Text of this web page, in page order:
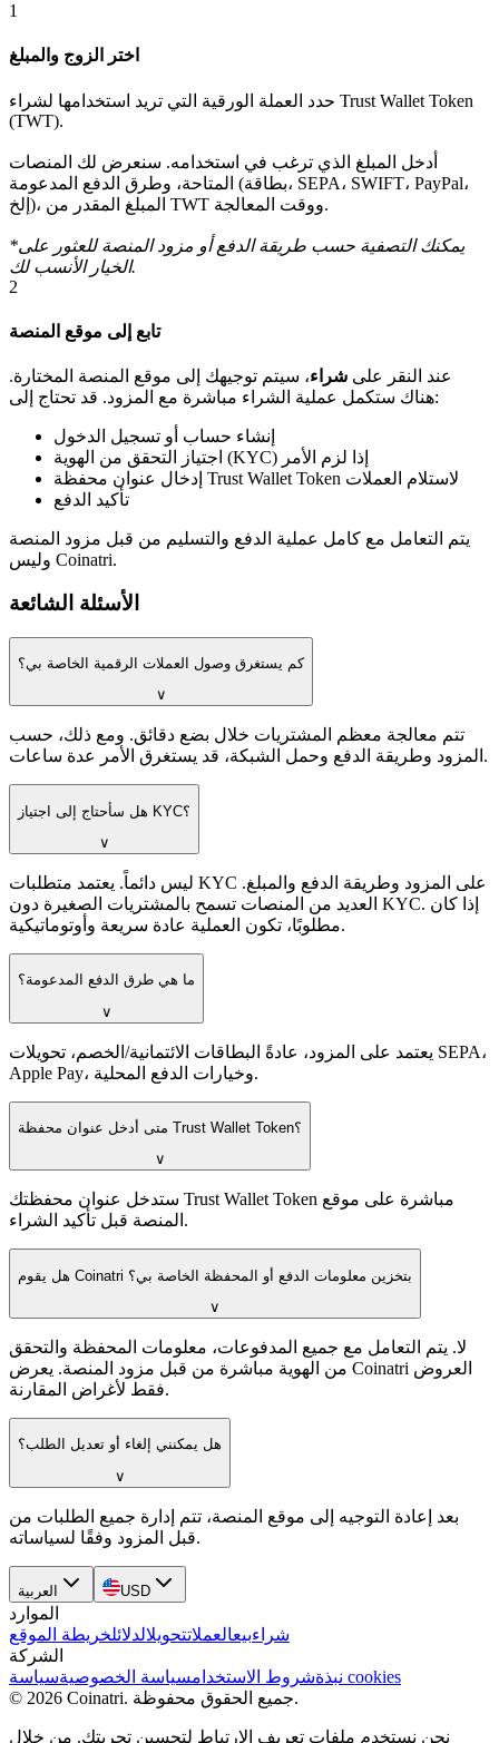
1
اختر الزوج والمبلغ
حدد العملة الورقية التي تريد استخدامها لشراء Trust Wallet Token
(TWT).
أدخل المبلغ الذي ترغب في استخدامه. سنعرض لك المنصات
المتاحة، وطرق الدفع المدعومة (بطاقة، SEPA، SWIFT، PayPal،
إلخ)، المبلغ المقدر من TWT ووقت المعالجة.
*يمكنك التصفية حسب طريقة الدفع أو مزود المنصة للعثور على
الخيار الأنسب لك.
2
تابع إلى موقع المنصة
عند النقر على شراء، سيتم توجيهك إلى موقع المنصة المختارة.
هناك ستكمل عملية الشراء مباشرة مع المزود. قد تحتاج إلى:
إنشاء حساب أو تسجيل الدخول
اجتياز التحقق من الهوية (KYC) إذا لزم الأمر
إدخال عنوان محفظة Trust Wallet Token لاستلام العملات
تأكيد الدفع
يتم التعامل مع كامل عملية الدفع والتسليم من قبل مزود المنصة
وليس Coinatri.
الأسئلة الشائعة
كم يستغرق وصول العملات الرقمية الخاصة بي؟
∨
تتم معالجة معظم المشتريات خلال بضع دقائق. ومع ذلك، حسب
المزود وطريقة الدفع وحمل الشبكة، قد يستغرق الأمر عدة ساعات.
هل سأحتاج إلى اجتياز KYC؟
∨
ليس دائماً. يعتمد متطلبات KYC على المزود وطريقة الدفع والمبلغ.
العديد من المنصات تسمح بالمشتريات الصغيرة دون KYC. إذا كان
مطلوبًا، تكون العملية عادة سريعة وأوتوماتيكية.
ما هي طرق الدفع المدعومة؟
∨
يعتمد على المزود، عادةً البطاقات الائتمانية/الخصم، تحويلات SEPA،
Apple Pay، وخيارات الدفع المحلية.
متى أدخل عنوان محفظة Trust Wallet Token؟
∨
ستدخل عنوان محفظتك Trust Wallet Token مباشرة على موقع
المنصة قبل تأكيد الشراء.
هل يقوم Coinatri بتخزين معلومات الدفع أو المحفظة الخاصة بي؟
∨
لا. يتم التعامل مع جميع المدفوعات، معلومات المحفظة والتحقق
من الهوية مباشرة من قبل مزود المنصة. يعرض Coinatri العروض
فقط لأغراض المقارنة.
هل يمكنني إلغاء أو تعديل الطلب؟
∨
بعد إعادة التوجيه إلى موقع المنصة، تتم إدارة جميع الطلبات من
قبل المزود وفقًا لسياساته.
العربية USD
الموارد
شراءبيعالعملاتتحويلالدلائلخريطة الموقع
الشركة
نبذةشروط الاستخدامسياسة الخصوصية
سياسة cookies
© 2026 Coinatri. جميع الحقوق محفوظة.
نحن نستخدم ملفات تعريف الارتباط لتحسين تجربتك. من خلال